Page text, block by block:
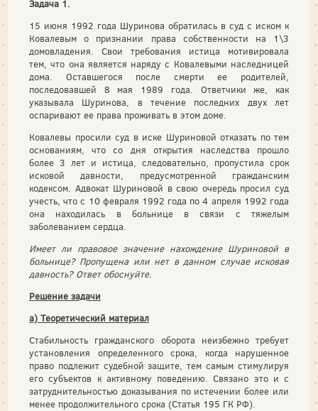
Задача 1.
15 июня 1992 года Шуринова обратилась в суд с иском к
Ковалевым о признании права собственности на 1\3
домовладения. Свои требования истица мотивировала
тем, что она является наряду с Ковалевыми наследницей
дома. Оставшегося после смерти ее родителей,
последовавшей 8 мая 1989 года. Ответчики же, как
указывала Шуринова, в течение последних двух лет
оспаривают ее права проживать в этом доме.
Ковалевы просили суд в иске Шуриновой отказать по тем
основаниям, что со дня открытия наследства прошло
более 3 лет и истица, следовательно, пропустила срок
исковой давности, предусмотренной гражданским
кодексом. Адвокат Шуриновой в свою очередь просил суд
учесть, что с 10 февраля 1992 года по 4 апреля 1992 года
она находилась в больнице в связи с тяжелым
заболеванием сердца.
Имеет ли правовое значение нахождение Шуриновой в
больнице? Пропущена или нет в данном случае исковая
давность? Ответ обоснуйте.
Решение задачи
а) Теоретический материал
Стабильность гражданского оборота неизбежно требует
установления определенного срока, когда нарушенное
право подлежит судебной защите, тем самым стимулируя
его субъектов к активному поведению. Связано это и с
затруднительностью доказывания по истечении более или
менее продолжительного срока (Статья 195 ГК РФ).